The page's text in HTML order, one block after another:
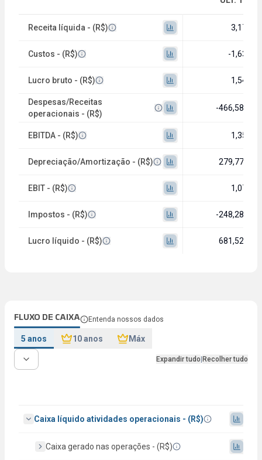
Receita líquida - (R$) 3,17 bi
Custos - (R$) -1,63 bi
Lucro bruto - (R$) 1,54 bi
Despesas/Receitas
operacionais - (R$)
-466,58 mi
EBITDA - (R$) 1,35 bi
Depreciação/Amortização - (R$) 279,77 mi
EBIT - (R$) 1,07 bi
Impostos - (R$) -248,28 mi
Lucro líquido - (R$) 681,52 mi
FLUXO DE CAIXA Entenda nossos dados
5 anos 10 anos Máx
Expandir tudo Recolher tudo
Caixa líquido atividades operacionais - (R$)
Caixa gerado nas operações - (R$)